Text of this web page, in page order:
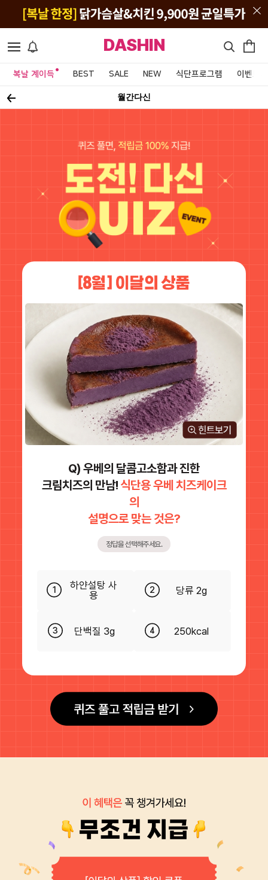
DASHIN
복날 계이득 BEST SALE NEW 식단프로그램 이벤트&
월간다신
Q) 우베의 달콤고소함과 진한
크림치즈의 만남! 식단용 우베 치즈케이크
의
설명으로 맞는 것은?
정답을 선택해주세요.
1
하얀설탕 사
용
2 당류 2g
3 단백질 3g 4 250kcal